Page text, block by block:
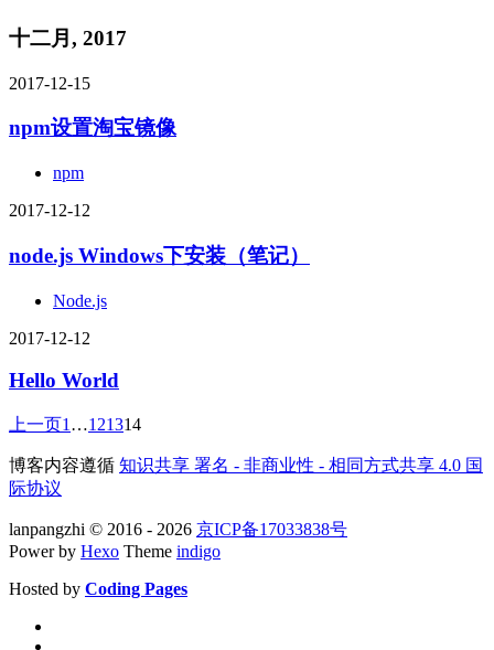
十二月, 2017
2017-12-15
npm设置淘宝镜像
npm
2017-12-12
node.js Windows下安装（笔记）
Node.js
2017-12-12
Hello World
上一页1 …121314
博客内容遵循 知识共享 署名 - 非商业性 - 相同方式共享 4.0 国
际协议
lanpangzhi © 2016 - 2026 京ICP备17033838号
Power by Hexo Theme indigo
Hosted by Coding Pages